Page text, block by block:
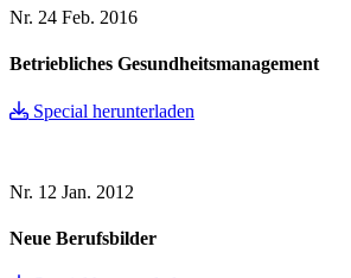
Nr. 24 Feb. 2016
Betriebliches Gesundheitsmanagement
Special herunterladen
Nr. 12 Jan. 2012
Neue Berufsbilder